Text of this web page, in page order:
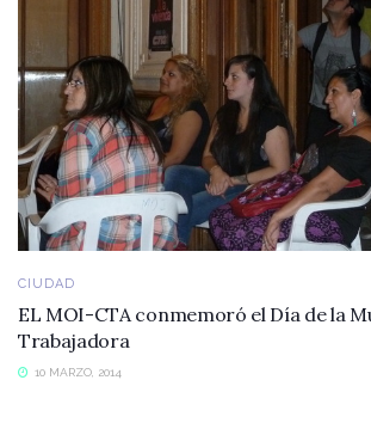
CIUDAD
EL MOI-CTA conmemoró el Día de la
Trabajadora
10 MARZO, 2014